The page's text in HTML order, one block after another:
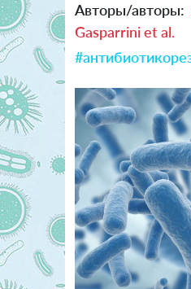
Авторы/авторы:
Gasparrini et al.